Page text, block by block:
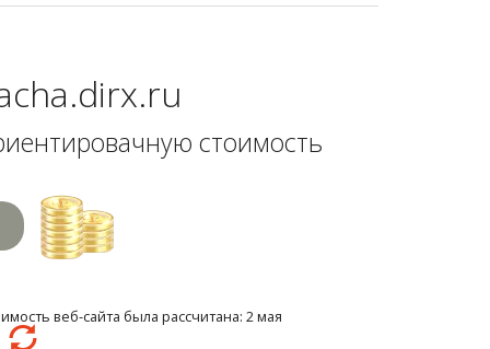
стоимость
веб-сайта была рассчитана: 2 мая